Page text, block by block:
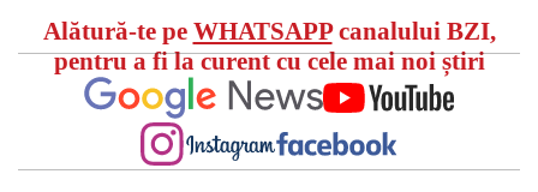
Alătură-te pe WHATSAPPcanalului BZI,
pentru a fi la curent cu cele mai noi știri